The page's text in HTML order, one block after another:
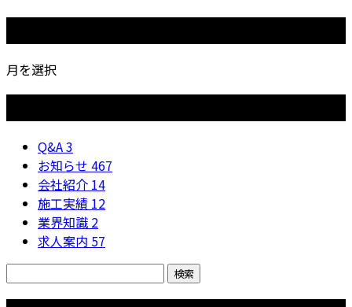
月を選択
Q&A3
お知らせ 467
会社紹介 14
施工実績 12
業界知識 2
求人案内 57